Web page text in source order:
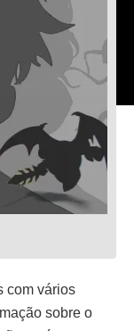
com vários
sobre o